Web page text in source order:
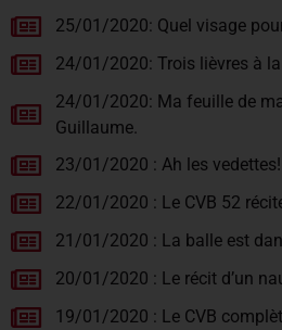
25/01/2020: Quel visage
24/01/2020: Trois lièvres à
24/01/2020: Ma feuille de
Guillaume.
23/01/2020 : Ah les vedettes!
22/01/2020 : Le CVB 52
21/01/2020 : La balle est
20/01/2020 : Le récit d’un
19/01/2020 : Le CVB